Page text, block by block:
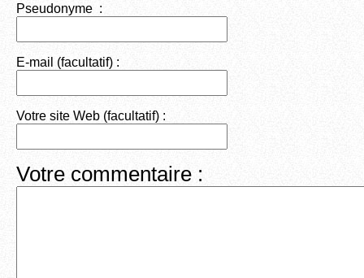
Pseudonyme :
E-mail (facultatif) :
Votre site Web (facultatif) :
Votre commentaire :